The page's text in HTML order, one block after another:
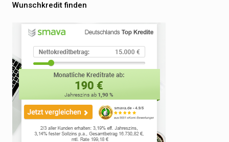
Wunschkredit finden